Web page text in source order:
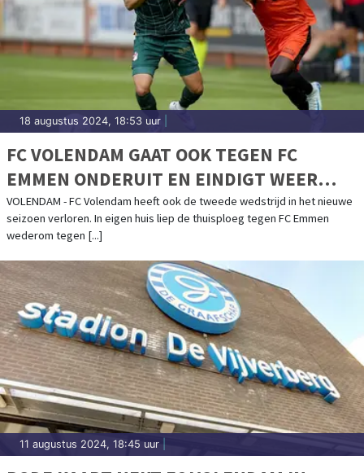
18 augustus 2024, 18:53 uur
FC VOLENDAM GAAT OOK TEGEN FC
EMMEN ONDERUIT EN EINDIGT WEER
MET TIEN MAN
VOLENDAM - FC Volendam heeft ook de tweede wedstrijd in het nieuwe
seizoen verloren. In eigen huis liep de thuisploeg tegen FC Emmen
wederom tegen [...]
11 augustus 2024, 18:45 uur